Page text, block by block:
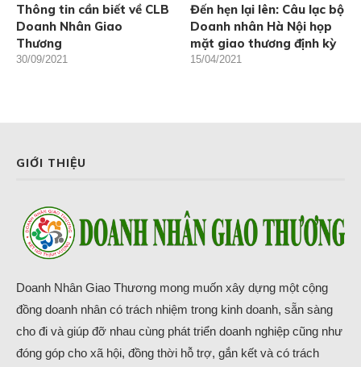
Thông tin cần biết về CLB
Doanh Nhân Giao
Thương
30/09/2021
Đến hẹn lại lên: Câu lạc bộ
Doanh nhân Hà Nội họp
mặt giao thương định kỳ
15/04/2021
GIỚI THIỆU
Doanh Nhân Giao Thương mong muốn xây dựng một cộng
đồng doanh nhân có trách nhiệm trong kinh doanh, sẵn sàng
cho đi và giúp đỡ nhau cùng phát triển doanh nghiệp cũng như
đóng góp cho xã hội, đồng thời hỗ trợ, gắn kết và có trách